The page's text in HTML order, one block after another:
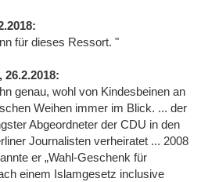
für dieses Ressort. "
genau, wohl von Kindesbeinen an
Weihen immer im Blick. ... der
Abgeordneter der CDU in den
Journalisten verheiratet ... 2008
er „Wahl-Geschenk für
einem Islamgesetz inclusive